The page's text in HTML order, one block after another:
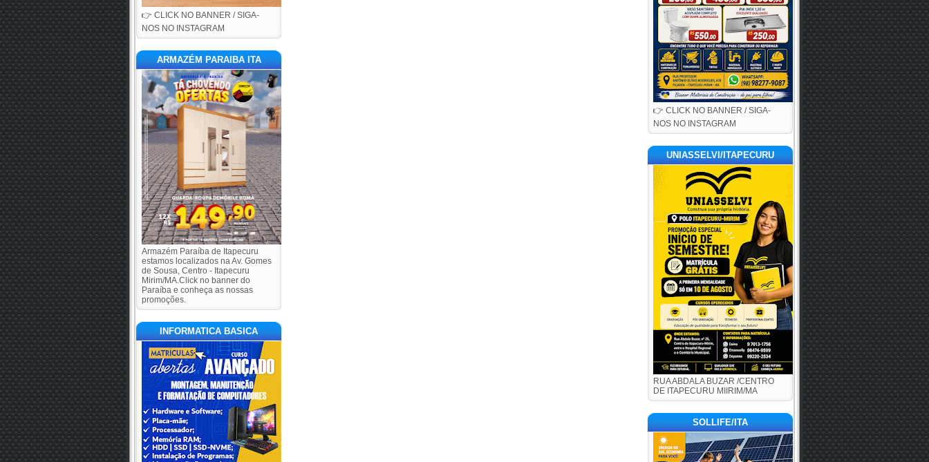
👉 CLICK NO BANNER / SIGA-
NOS NO INSTAGRAM
ARMAZÉM PARAIBA ITA
Armazém Paraíba de Itapecuru
estamos localizados na Av. Gomes
de Sousa, Centro - Itapecuru
Mirim/MA.Click no banner do
Paraíba e conheça as nossas
promoções.
INFORMATICA BASICA
👉 CLICK NO BANNER / SIGA-
NOS NO INSTAGRAM
UNIASSELVI/ITAPECURU
RUA ABDALA BUZAR /CENTRO
DE ITAPECURU MIIRIM/MA
SOLLIFE/ITA